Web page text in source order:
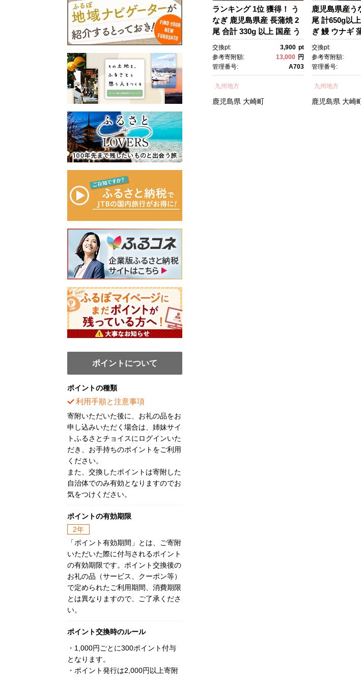
また、漫画「名探偵コナ
ン」の作者である青山剛昌
氏の出身地であり、駅構内
に「名探偵コナン」の装飾
良駅）や青山氏の思い出の
所蔵物や作品が展示された
青山剛昌ふるさと館をはじ
め、駅から青山剛昌ふるさ
と館までの約1.4kmを「コナ
ン通り」と名付け、キャラ
クターのブロンズ像やカラ
ーオブジェが点在するなど
「名探偵コナンに会えるま
ち」づくりを進めていま
す。
町を応援していただけるみ
なさまと一緒に持続可能な
まちづくりを進めていきま
みなさまの応援をよろしく
お願いします。
びわ湖マラソン 2027 【滋
賀県外寄附者専用】ふるさ
と納税ランナー枠
- pt
50,000
DX005
【京セラ】クレサンベール
〈エメラルド・天然ダイヤ
モンド〉リング【プラチ
ナ/ペアシェイプ/7月誕生
石】
交換pt:
参考寄附額:
1,000,000
管理番号:
B-EU112
近畿地方
京都府 京都市
ランキング 1位 獲得！ う
なぎ 鹿児島県産 長蒲焼 2
尾 合計 330g 以上 国産 う
なぎ 鰻 ウナギ 蒲焼き 蒲
焼 かばやき 魚 魚介 魚
貝 海鮮 うな重 ひつまぶ
気 おすすめ 鹿児島県 大崎
町 大隅半島 A703
交換pt: 3,900 pt
参考寄附額:
13,000 円
管理番号:
A703
九州地方
鹿児島県 大崎町
鹿児島県産う
尾 計650g以
ぎ 鰻 ウナギ
焼 かばやき
蒲焼 土用丑
の日 丑の日
り ギフト 人
め 鹿児島県
交換pt:
参考寄附額:
管理番号:
九州地方
鹿児島県 大崎
ポイントについて
ポイントの種類
利用手順と注意事項
寄附いただいた後に、お礼の品をお
申し込みいただく場合は、姉妹サイ
トふるさとチョイスにログインいた
だき、お手持ちのポイントをご利用
ください。
また、交換したポイントは寄附した
自治体でのみ有効となりますのでお
気をつけください。
ポイントの有効期限
2年
「ポイント有効期間」とは、ご寄附
いただいた際に付与されるポイント
の有効期限です。ポイント交換後の
お礼の品（サービス、クーポン等）
で定められたご利用期間、消費期限
とは異なりますので、ご了承くださ
い。
ポイント交換時のルール
・1,000円ごとに300ポイント付与
となります。
・ポイント発行は2,000円以上寄附